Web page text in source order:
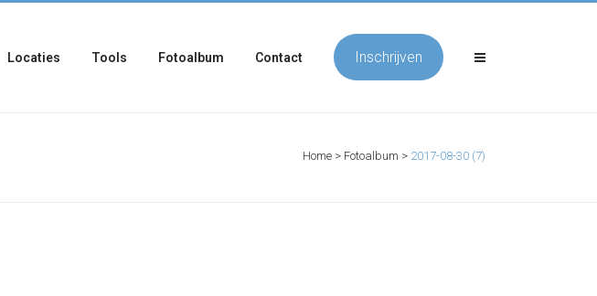
Inschrijven
Locaties Tools Fotoalbum Contact
Home > Fotoalbum > 2017-08-30 (7)